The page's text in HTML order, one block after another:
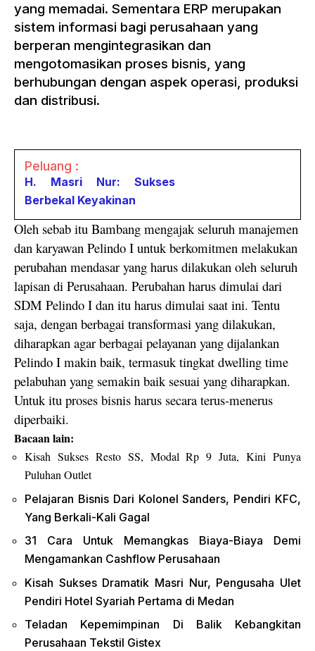
yang memadai. Sementara ERP merupakan
sistem informasi bagi perusahaan yang
berperan mengintegrasikan dan
mengotomasikan proses bisnis, yang
berhubungan dengan aspek operasi, produksi
dan distribusi.
Peluang :
H. Masri Nur: Sukses
Berbekal Keyakinan
Oleh sebab itu Bambang mengajak seluruh manajemen
dan karyawan Pelindo I untuk berkomitmen melakukan
perubahan mendasar yang harus dilakukan oleh seluruh
lapisan di Perusahaan. Perubahan harus dimulai dari
SDM Pelindo I dan itu harus dimulai saat ini. Tentu
saja, dengan berbagai transformasi yang dilakukan,
diharapkan agar berbagai pelayanan yang dijalankan
Pelindo I makin baik, termasuk tingkat dwelling time
pelabuhan yang semakin baik sesuai yang diharapkan.
Untuk itu proses bisnis harus secara terus-menerus
diperbaiki.
Bacaan lain:
Kisah Sukses Resto SS, Modal Rp 9 Juta, Kini Punya
Puluhan Outlet
Pelajaran Bisnis Dari Kolonel Sanders, Pendiri KFC,
Yang Berkali-Kali Gagal
31 Cara Untuk Memangkas Biaya-Biaya Demi
Mengamankan Cashflow Perusahaan
Kisah Sukses Dramatik Masri Nur, Pengusaha Ulet
Pendiri Hotel Syariah Pertama di Medan
Teladan Kepemimpinan Di Balik Kebangkitan
Perusahaan Tekstil Gistex